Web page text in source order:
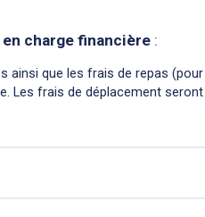
charge financière :
ainsi que les frais de repas
Les frais de déplacement